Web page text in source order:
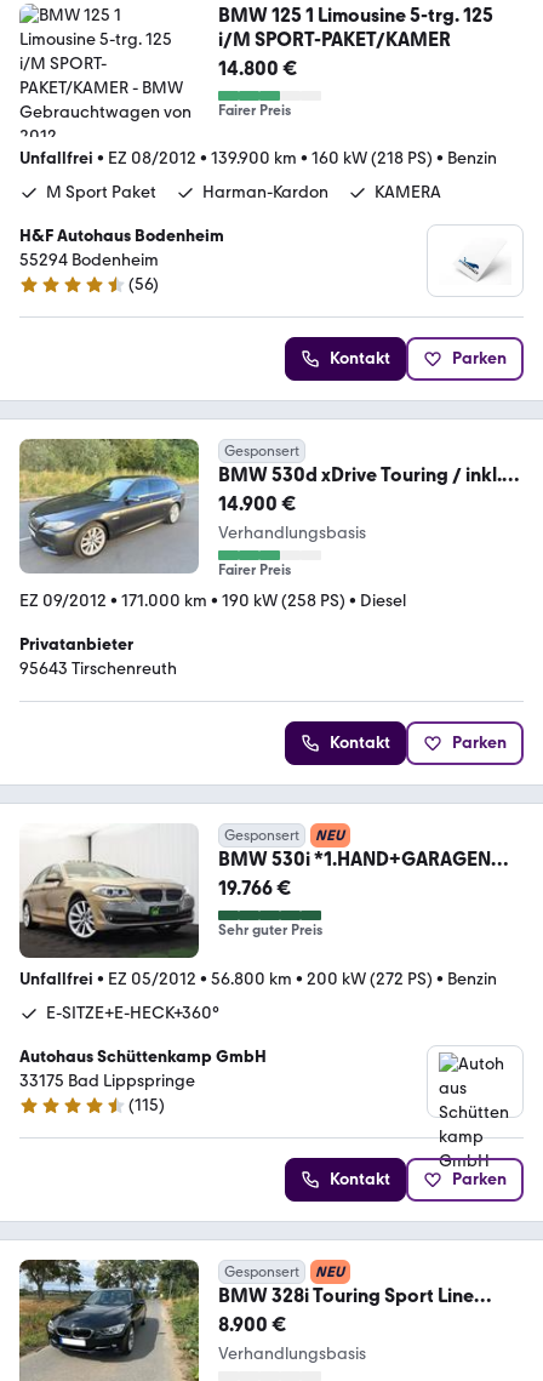
BMW 125 1 Limousine 5-trg. 125
i/M SPORT-PAKET/KAMER
14.800 €
Fairer Preis
Unfallfrei • EZ 08/2012 • 139.900 km • 160 kW (218 PS) • Benzin
M Sport Paket
Harman-Kardon KAMERA
H&F Autohaus Bodenheim
55294 Bodenheim
4.3 Sterne
(56)
Kontakt Parken
Gesponsert
BMW 530d xDrive Touring / inkl.
Winterreifen
14.900 €
Verhandlungsbasis
Fairer Preis
EZ 09/2012 • 171.000 km • 190 kW (258 PS) • Diesel
Privatanbieter
95643 Tirschenreuth
Kontakt Parken
Gesponsert NEU
BMW 530i *1.HAND+GARAGENW.*
SCHIEBED.+360°+E-SITZE
19.766 €
Sehr guter Preis
Unfallfrei • EZ 05/2012 • 56.800 km • 200 kW (272 PS) • Benzin
E-SITZE+E-HECK+360°
Autohaus Schüttenkamp GmbH
33175 Bad Lippspringe
4.7 Sterne
(115)
Kontakt Parken
Gesponsert NEU
BMW 328i Touring Sport Line
Sport Line
8.900 €
Verhandlungsbasis